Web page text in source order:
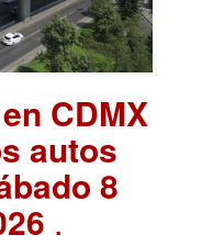
CDMX
autos
8
.